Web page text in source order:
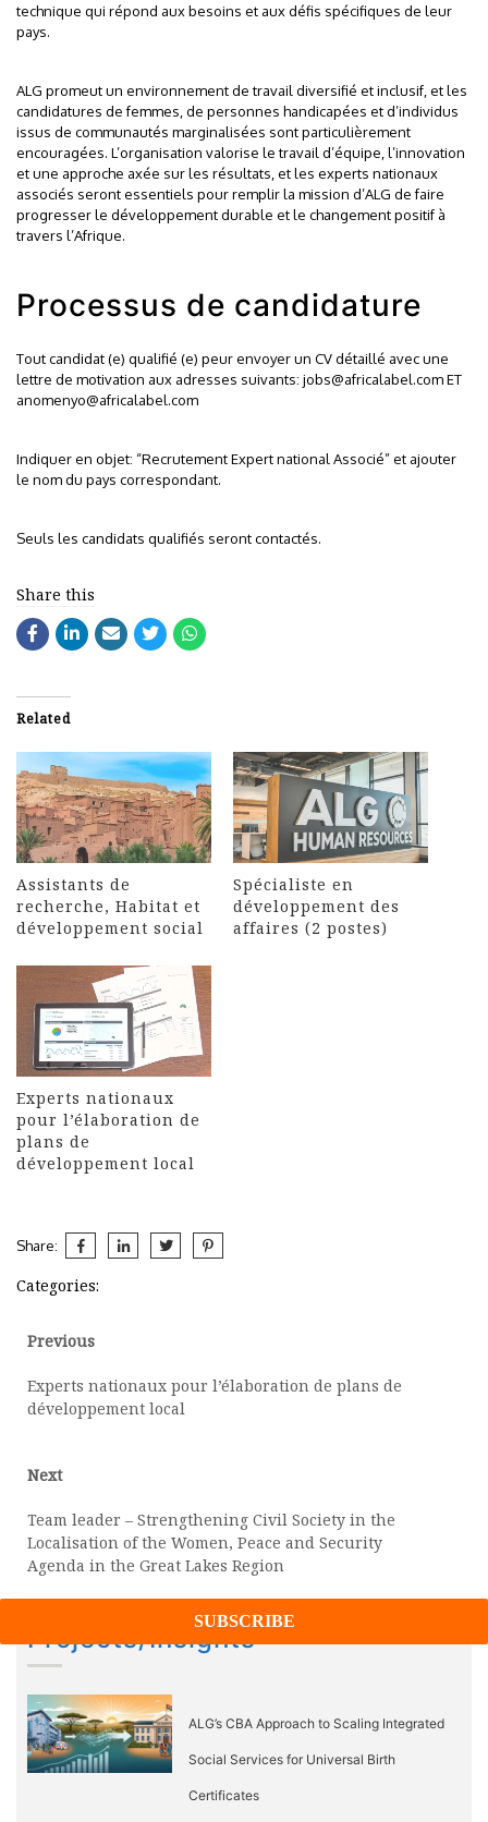
technique qui répond aux besoins et aux défis spécifiques de leur
pays.
ALG promeut un environnement de travail diversifié et inclusif, et les
candidatures de femmes, de personnes handicapées et d’individus
issus de communautés marginalisées sont particulièrement
encouragées. L’organisation valorise le travail d’équipe, l’innovation
et une approche axée sur les résultats, et les experts nationaux
associés seront essentiels pour remplir la mission d’ALG de faire
progresser le développement durable et le changement positif à
travers l’Afrique.
Processus de candidature
Tout candidat (e) qualifié (e) peur envoyer un CV détaillé avec une
lettre de motivation aux adresses suivants: jobs@africalabel.comET
anomenyo@africalabel.com
Indiquer en objet: “Recrutement Expert national Associé” et ajouter
le nom du pays correspondant.
Seuls les candidats qualifiés seront contactés.
Share this
Related
Assistants de
recherche, Habitat et
développement social
Spécialiste en
développement des
affaires (2 postes)
Experts nationaux
pour l’élaboration de
plans de
développement local
Share:
Categories:
Post
navigation
Previous
Previous
Experts nationaux pour l’élaboration de plans de
développement local
Next
Next
Team leader – Strengthening Civil Society in the
Localisation of the Women, Peace and Security
Agenda in the Great Lakes Region
Projects/Insights
ALG’s CBA Approach to Scaling Integrated
Social Services for Universal Birth
Certificates